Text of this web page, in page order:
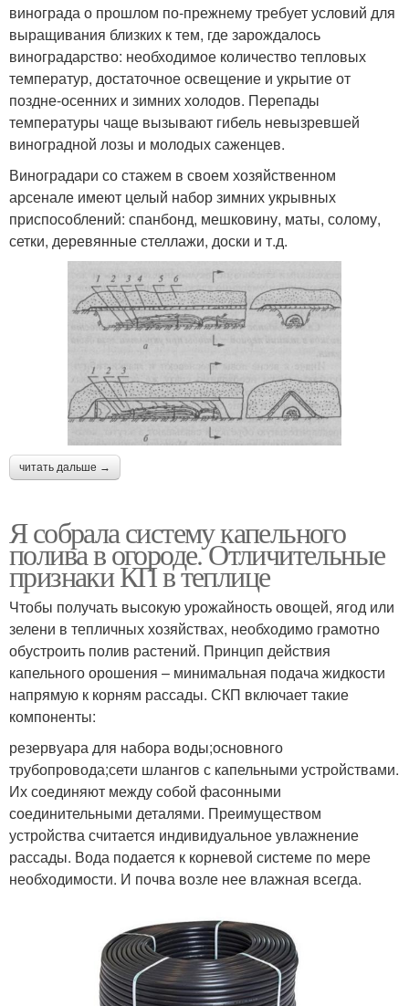
винограда о прошлом по-прежнему требует условий для
выращивания близких к тем, где зарождалось
виноградарство: необходимое количество тепловых
температур, достаточное освещение и укрытие от
поздне-осенних и зимних холодов. Перепады
температуры чаще вызывают гибель невызревшей
виноградной лозы и молодых саженцев.
Виноградари со стажем в своем хозяйственном
арсенале имеют целый набор зимних укрывных
приспособлений: спанбонд, мешковину, маты, солому,
сетки, деревянные стеллажи, доски и т.д.
читать дальше →
Я собрала систему капельного
полива в огороде. Отличительные
признаки КП в теплице
Чтобы получать высокую урожайность овощей, ягод или
зелени в тепличных хозяйствах, необходимо грамотно
обустроить полив растений. Принцип действия
капельного орошения – минимальная подача жидкости
напрямую к корням рассады. СКП включает такие
компоненты:
резервуара для набора воды;основного
трубопровода;сети шлангов с капельными устройствами.
Их соединяют между собой фасонными
соединительными деталями. Преимуществом
устройства считается индивидуальное увлажнение
рассады. Вода подается к корневой системе по мере
необходимости. И почва возле нее влажная всегда.